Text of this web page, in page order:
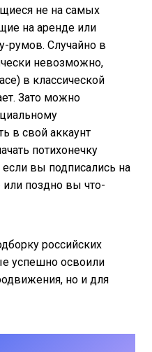
не на самых
на аренде или
румов. Случайно в
невозможно,
в классической
Зато можно
в свой аккаунт
потихонечку
если вы подписались на
или поздно вы что-
российских
успешно освоили
но и для